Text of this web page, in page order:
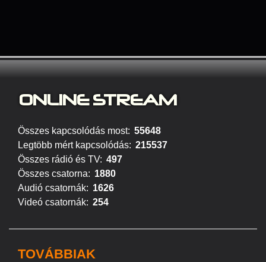
ONLINE STREAM
Összes kapcsolódás most: 55648
Legtöbb mért kapcsolódás: 215537
Összes rádió és TV: 497
Összes csatorna: 1880
Audió csatornák: 1626
Videó csatornák: 254
TOVÁBBIAK